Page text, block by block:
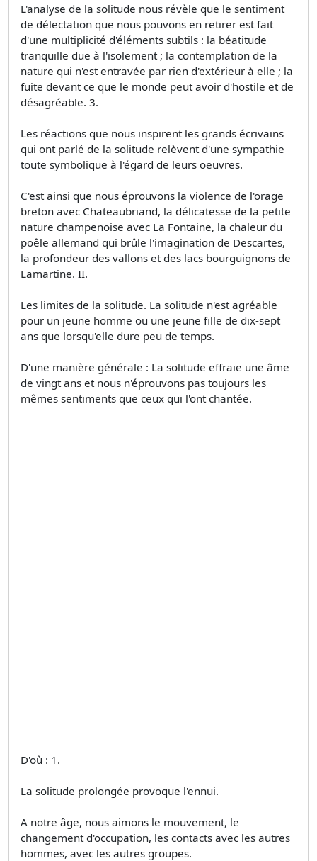
L'analyse de la solitude nous révèle que le sentiment
de délectation que nous pouvons en retirer est fait
d'une multiplicité d'éléments subtils : la béatitude
tranquille due à l'isolement ; la contemplation de la
nature qui n'est entravée par rien d'extérieur à elle ; la
fuite devant ce que le monde peut avoir d'hostile et de
désagréable. 3.
Les réactions que nous inspirent les grands écrivains
qui ont parlé de la solitude relèvent d'une sympathie
toute symbolique à l'égard de leurs oeuvres.
C'est ainsi que nous éprouvons la violence de l'orage
breton avec Chateaubriand, la délicatesse de la petite
nature champenoise avec La Fontaine, la chaleur du
poêle allemand qui brûle l'imagination de Descartes,
la profondeur des vallons et des lacs bourguignons de
Lamartine. II.
Les limites de la solitude. La solitude n'est agréable
pour un jeune homme ou une jeune fille de dix-sept
ans que lorsqu'elle dure peu de temps.
D'une manière générale : La solitude effraie une âme
de vingt ans et nous n'éprouvons pas toujours les
mêmes sentiments que ceux qui l'ont chantée.
D'où : 1.
La solitude prolongée provoque l'ennui.
A notre âge, nous aimons le mouvement, le
changement d'occupation, les contacts avec les autres
hommes, avec les autres groupes.